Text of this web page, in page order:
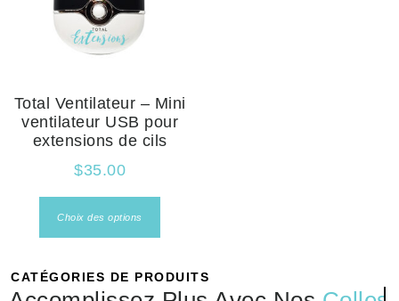
Total Ventilateur – Mini
ventilateur USB pour
extensions de cils
$35.00
Choix des options
CATÉGORIES DE PRODUITS